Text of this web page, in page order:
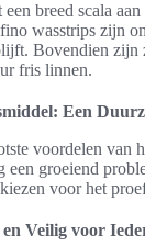
breed scala
wasstrips zijn
Bovendien zijn
fris linnen.
Een
voordelen van
een groeiend
voor het
Veilig voor